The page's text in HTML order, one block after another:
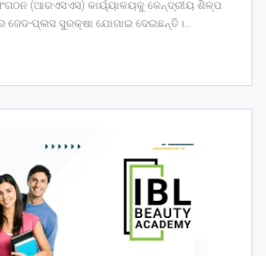
(ଆରଏସଏସ) କାର୍ୟ୍ୟାଳୟକୁ କେନ୍ଦ୍ରୀୟ ଶିଳ୍ପ
ପ୍ଲସ ସୁରକ୍ଷା ଯୋଗାଇ ଦେଇଛନ୍ତି।…